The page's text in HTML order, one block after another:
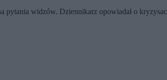
pytania widzów. Dziennikarz opowiadał o